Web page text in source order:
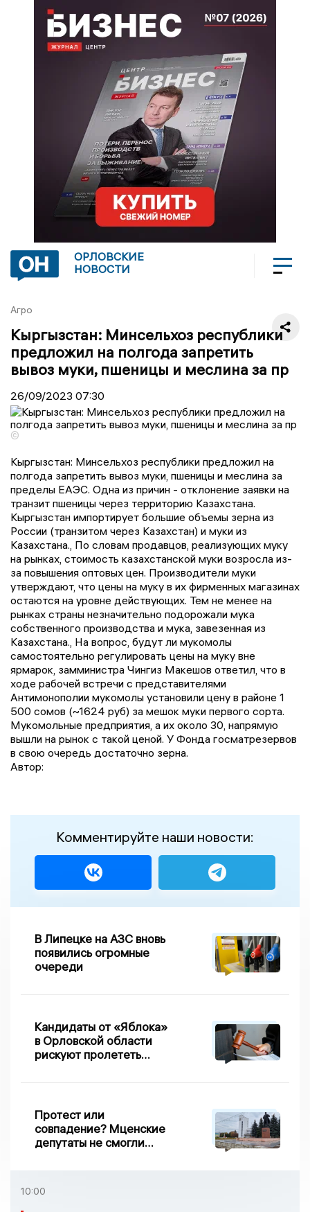
ОРЛОВСКИЕ
НОВОСТИ
Агро
Кыргызстан: Минсельхоз республики
предложил на полгода запретить
вывоз муки, пшеницы и меслина за пр
26/09/2023 07:30
©
Кыргызстан: Минсельхоз республики предложил на
полгода запретить вывоз муки, пшеницы и меслина за
пределы ЕАЭС. Одна из причин - отклонение заявки на
транзит пшеницы через территорию Казахстана.
Кыргызстан импортирует большие объемы зерна из
России (транзитом через Казахстан) и муки из
Казахстана., По словам продавцов, реализующих муку
на рынках, стоимость казахстанской муки возросла из-
за повышения оптовых цен. Производители муки
утверждают, что цены на муку в их фирменных магазинах
остаются на уровне действующих. Тем не менее на
рынках страны незначительно подорожали мука
собственного производства и мука, завезенная из
Казахстана., На вопрос, будут ли мукомолы
самостоятельно регулировать цены на муку вне
ярмарок, замминистра Чингиз Макешов ответил, что в
ходе рабочей встречи с представителями
Антимонополии мукомолы установили цену в районе 1
500 сомов (~1624 руб) за мешок муки первого сорта.
Мукомольные предприятия, а их около 30, напрямую
вышли на рынок с такой ценой. У Фонда госматрезервов
в свою очередь достаточно зерна.
Автор:
Комментируйте наши новости:
В Липецке на АЗС вновь
появились огромные
очереди
Кандидаты от «Яблока»
в Орловской области
рискуют пролететь
Протест или
совпадение? Мценские
депутаты не смогли
10:00